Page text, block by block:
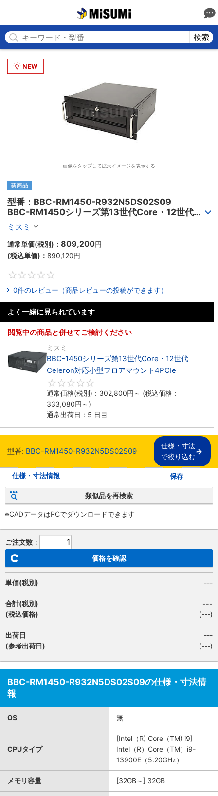
検索
画像をタップして拡大イメージを表示する
新商品
型番：BBC-RM1450-R932N5DS02S09
BBC-RM1450シリーズ第13世代Core・12世代
Celeron対応ラックマウント4PCIe
ミスミ
通常単価(税別)： 809,200円
(税込単価)： 890,120円
0件のレビュー（商品レビューの投稿ができます）
よく一緒に見られています
閲覧中の商品と併せてご検討ください
ミスミ
BBC-1450シリーズ第13世代Core・12世代
Celeron対応小型フロアマウント4PCIe
通常価格(税別)： 302,800円 ～ (税込価格：
333,080円 ～)
通常出荷日：5 日目
型番: BBC-RM1450-R932N5DS02S09
仕様・寸法
で絞り込む
仕様・寸法情報 保存
類似品を再検索
※CADデータはPCでダウンロードできます
ご注文数：
価格を確認
単価(税別) ---
合計(税別)
(税込価格)
---
(---)
出荷日
(参考出荷日)
---
(---)
BBC-RM1450-R932N5DS02S09の仕様・寸法情
報
OS 無
CPUタイプ
[Intel（R) Core（TM) i9]
Intel（R）Core（TM）i9-
13900E（5.20GHz）
メモリ容量 [32GB～] 32GB